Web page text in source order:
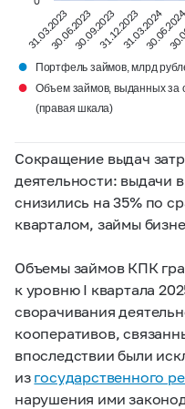
31.03.202330.06.202330.09.202331.12.202331.03.2024
● Портфель займов, млрд
●
Объем займов, выданных за
(правая шкала)
Сокращение выдач
деятельности: выдачи
снизились на 35% по
кварталом, займы
Объемы займов КПК
к уровню I квартала
сворачивания
кооперативов,
впоследствии были
из государственного
нарушения ими